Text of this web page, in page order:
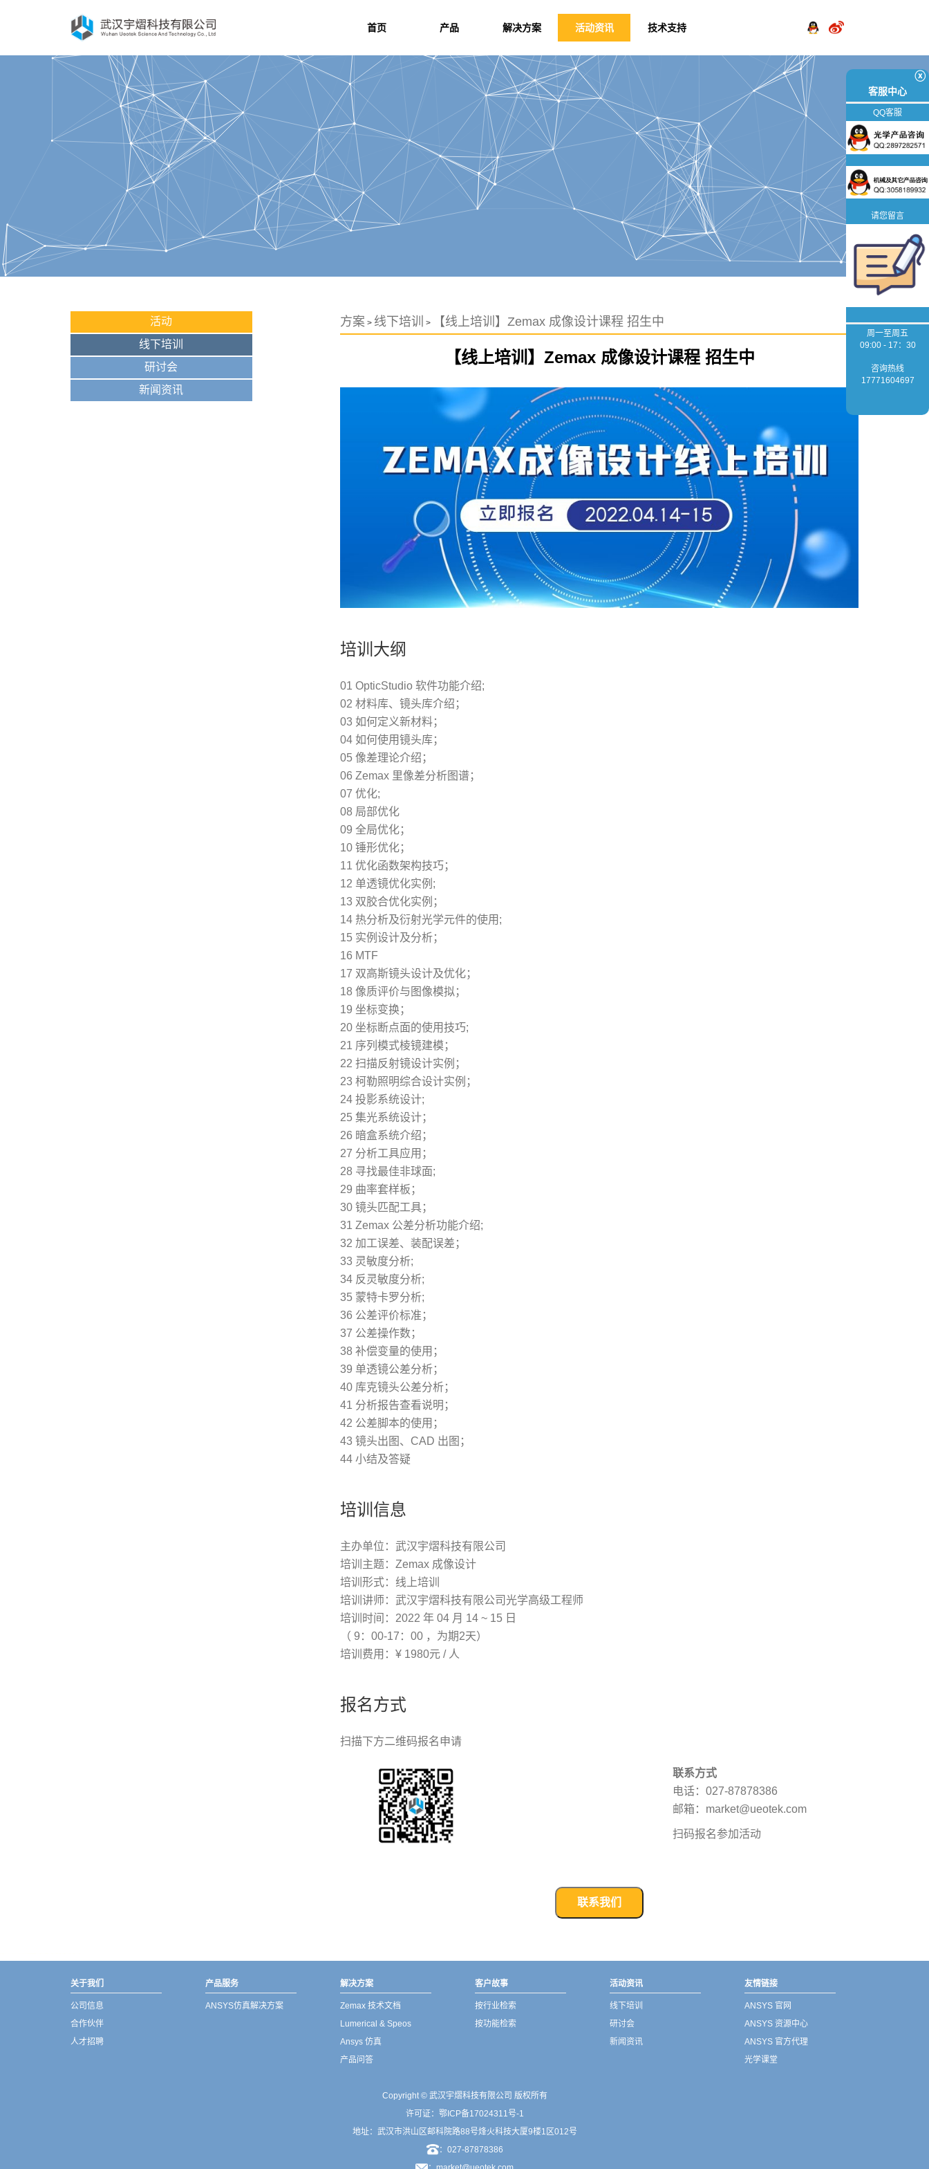
首页 产品 解决方案 活动资讯 技术支持
活动
线下培训
研讨会
新闻资讯
方案 > 线下培训 > 【线上培训】Zemax 成像设计课程 招生中
【线上培训】Zemax 成像设计课程 招生中
培训大纲
01 OpticStudio 软件功能介绍;
02 材料库、镜头库介绍；
03 如何定义新材料；
04 如何使用镜头库；
05 像差理论介绍；
06 Zemax 里像差分析图谱；
07 优化;
08 局部优化
09 全局优化；
10 锤形优化；
11 优化函数架构技巧；
12 单透镜优化实例;
13 双胶合优化实例；
14 热分析及衍射光学元件的使用;
15 实例设计及分析；
16 MTF
17 双高斯镜头设计及优化；
18 像质评价与图像模拟；
19 坐标变换；
20 坐标断点面的使用技巧;
21 序列模式棱镜建模；
22 扫描反射镜设计实例；
23 柯勒照明综合设计实例；
24 投影系统设计;
25 集光系统设计；
26 暗盒系统介绍；
27 分析工具应用；
28 寻找最佳非球面;
29 曲率套样板；
30 镜头匹配工具；
31 Zemax 公差分析功能介绍;
32 加工误差、装配误差；
33 灵敏度分析;
34 反灵敏度分析;
35 蒙特卡罗分析;
36 公差评价标准；
37 公差操作数；
38 补偿变量的使用；
39 单透镜公差分析；
40 库克镜头公差分析；
41 分析报告查看说明；
42 公差脚本的使用；
43 镜头出图、CAD 出图；
44 小结及答疑
培训信息
主办单位：武汉宇熠科技有限公司
培训主题：Zemax 成像设计
培训形式：线上培训
培训讲师：武汉宇熠科技有限公司光学高级工程师
培训时间：2022 年 04 月 14 ~ 15 日
（ 9：00-17：00 ，为期2天）
培训费用：¥ 1980元 / 人
报名方式
扫描下方二维码报名申请
联系方式
电话：027-87878386
邮箱：market@ueotek.com
扫码报名参加活动
联系我们
ⓧ
客服中心
QQ客服
请您留言
周一至周五
09:00 - 17：30
咨询热线
17771604697
关于我们
公司信息
合作伙伴
人才招聘
产品服务
ANSYS仿真解决方案
解决方案
Zemax 技术文档
Lumerical & Speos
Ansys 仿真
产品问答
客户故事
按行业检索
按功能检索
活动资讯
线下培训
研讨会
新闻资讯
友情链接
ANSYS 官网
ANSYS 资源中心
ANSYS 官方代理
光学课堂
Copyright © 武汉宇熠科技有限公司 版权所有
许可证： 鄂ICP备17024311号-1
地址：武汉市洪山区邮科院路88号烽火科技大厦9楼1区012号
：027-87878386